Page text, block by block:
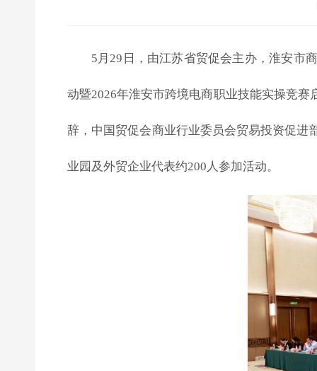
5月29日，由江苏省贸促会主办，淮安市
动暨2026年淮安市跨境电商职业技能实操竞
辞，中国贸促会商业行业委员会贸易投资促进
业园及外贸企业代表约200人参加活动。